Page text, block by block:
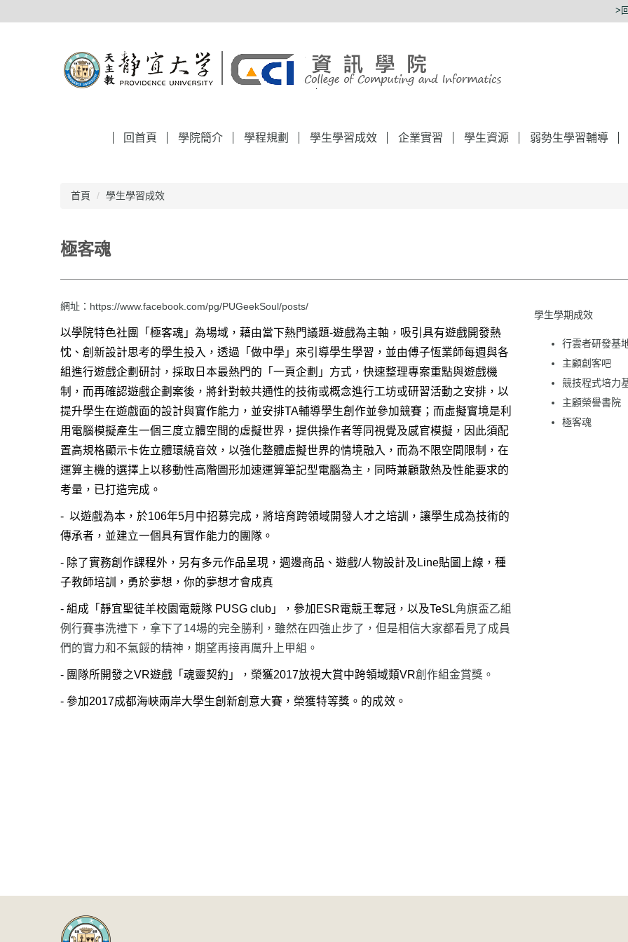
到
>
回首頁 學院簡介 學程規劃 學生學習成效 企業實習 學生資源 弱勢生學習輔導
首頁 學生學習成效
極客魂
網址： https://www.facebook.com/pg/PUGeekSoul/posts/
以學院特色社團「極客魂」為場域，藉由當下熱門議題-遊戲為主軸，吸引具有遊戲開發熱
忱、創新設計思考的學生投入，透過「做中學」來引導學生學習，並由傅子恆業師每週與各
組進行遊戲企劃研討，採取日本最熱門的「一頁企劃」方式，快速整理專案重點與遊戲機
制，而再確認遊戲企劃案後，將針對較共通性的技術或概念進行工坊或研習活動之安排，以
提升學生在遊戲面的設計與實作能力，並安排TA輔導學生創作並參加競賽；而虛擬實境是利
用電腦模擬產生一個三度立體空間的虛擬世界，提供操作者等同視覺及感官模擬，因此須配
置高規格顯示卡佐立體環繞音效，以強化整體虛擬世界的情境融入，而為不限空間限制，在
運算主機的選擇上以移動性高階圖形加速運算筆記型電腦為主，同時兼顧散熱及性能要求的
考量，已打造完成。
- ­ 以遊戲為本，於106年5月中招募完成，將培育跨領域開發人才之培訓，讓學生成為技術的
傳承者，並建立一個具有實作能力的團隊。
- ­­ 除了實務創作課程外，另有多元作品呈現，週邊商品、遊戲/人物設計及Line貼圖上線，種
子教師培訓，勇於夢想，你的夢想才會成真
- ­ ­組成「靜宜聖徒羊校園電競隊 PUSG club」，參加ESR電競王奪冠，以及TeSL角旗盃乙組
例行賽事洗禮下，拿下了14場的完全勝利，雖然在四強止步了，但是相信大家都看見了成員
們的實力和不氣餒的精神，期望再接再厲升上甲組。
- ­ 團隊所開發之VR遊戲「魂靈契約」，榮獲2017放視大賞中跨領域類VR創作組金賞獎。
- ­ 參加2017成都海峽兩岸大學生創新創意大賽，榮獲特等獎。 的成效。
學生學期成效
行雲者研發基
主顧創客吧
競技程式培力
主顧榮譽書院
極客魂